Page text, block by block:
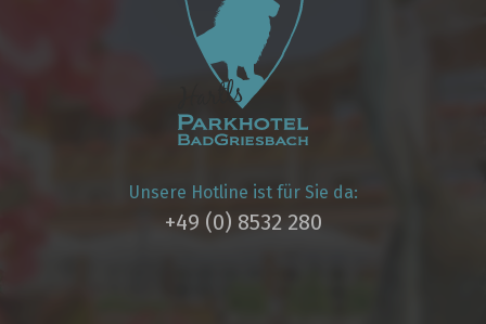
Unsere Hotline ist für Sie da:
+49 (0) 8532 280